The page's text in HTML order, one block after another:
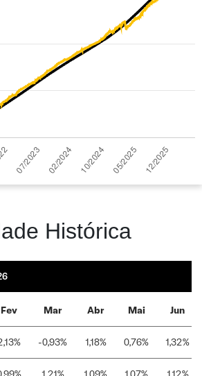
Histórica
Fev Mar Abr Mai Jun
-0,93% 1,18% 0,76% 1,32%